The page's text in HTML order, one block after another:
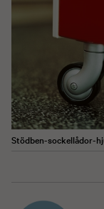
Stödben-sockellådor-